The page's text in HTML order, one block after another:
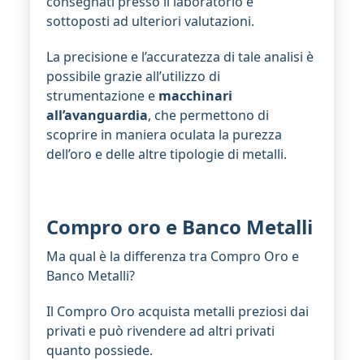
sottoposti ad ulteriori valutazioni.
La precisione e l’accuratezza di tale analisi è
possibile grazie all’utilizzo di
strumentazione e macchinari
all’avanguardia, che permettono di
scoprire in maniera oculata la purezza
dell’oro e delle altre tipologie di metalli.
Compro oro e Banco Metalli
Ma qual è la differenza tra Compro Oro e
Banco Metalli?
Il Compro Oro acquista metalli preziosi dai
privati e può rivendere ad altri privati
quanto possiede.